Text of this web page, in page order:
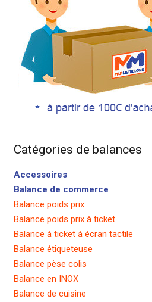
Catégories de balances
Accessoires
Balance de commerce
Balance poids prix
Balance poids prix à ticket
Balance à ticket à écran tactile
Balance étiqueteuse
Balance pèse colis
Balance en INOX
Balance de cuisine